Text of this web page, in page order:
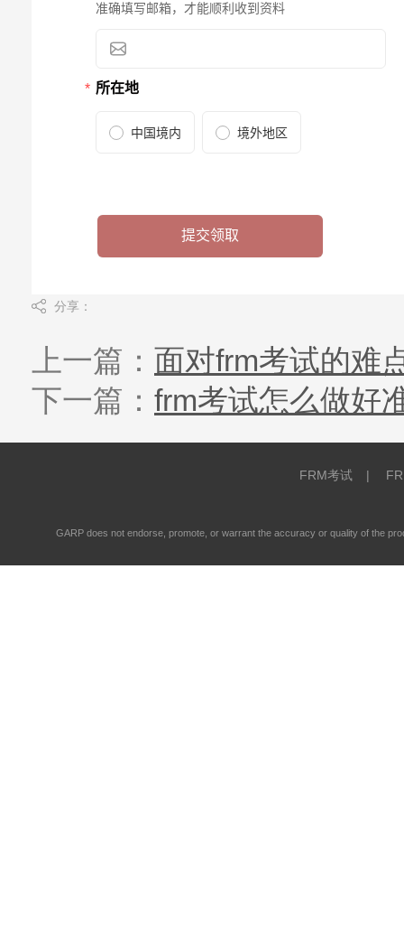
分享：
上一篇： 面对frm考试的难
下一篇： frm考试怎么做好
FRM考试 |
GARP does not endorse, promote, or warrant the accuracy or quality of the